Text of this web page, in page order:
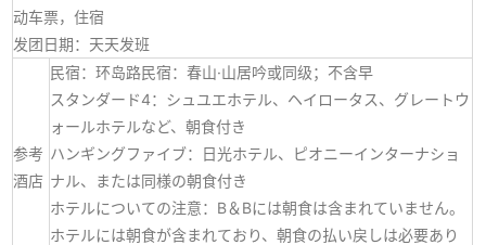
动车票，住宿
发团日期：天天发班
参考
酒店
民宿：环岛路民宿：春山·山居吟或同级；不含早
スタンダード4：シュユエホテル、ヘイロータス、グレートウ
ォールホテルなど、朝食付き
ハンギングファイブ：日光ホテル、ピオニーインターナショ
ナル、または同様の朝食付き
ホテルについての注意：B＆Bには朝食は含まれていません。
ホテルには朝食が含まれており、朝食の払い戻しは必要あり